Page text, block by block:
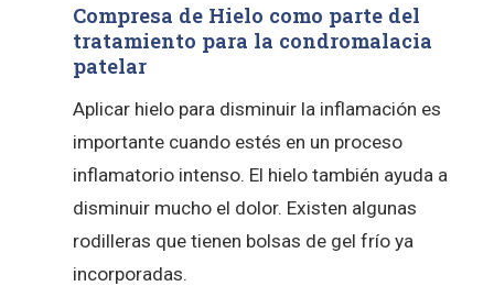
Compresa de Hielo como parte del
tratamiento para la condromalacia
patelar
Aplicar hielo para disminuir la inflamación es
importante cuando estés en un proceso
inflamatorio intenso. El hielo también ayuda a
disminuir mucho el dolor. Existen algunas
rodilleras que tienen bolsas de gel frío ya
incorporadas.